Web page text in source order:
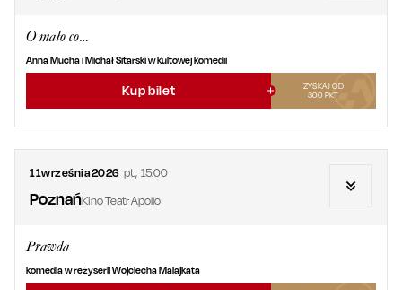
O mało co…
Anna Mucha i Michał Sitarski w kultowej komedii
Kup bilet
ZYSKAJ OD
300 PKT
11września2026 pt., 15.00
PoznańKino Teatr Apollo
Prawda
komedia w reżyserii Wojciecha Malajkata